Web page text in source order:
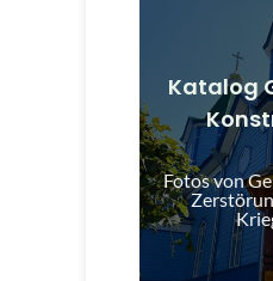
Katalog
Fotos von
Gebäude,
und